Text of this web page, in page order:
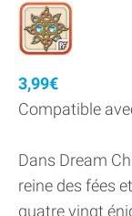
3,99€
Compatible
Dans Dream
reine des fées
quatre vingt